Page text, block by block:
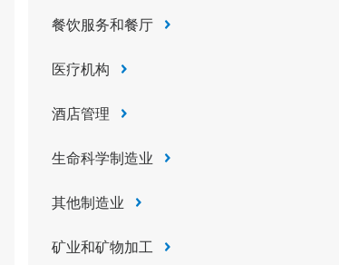
餐饮服务和餐厅
医疗机构
酒店管理
生命科学制造业
其他制造业
矿业和矿物加工